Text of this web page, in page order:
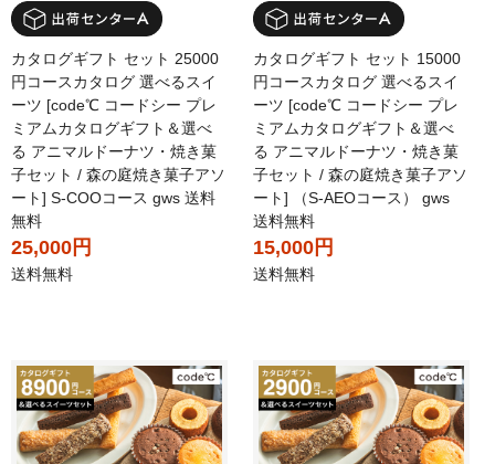
カタログギフト セット 25000
円コースカタログ 選べるスイ
ーツ [code℃ コードシー プレ
ミアムカタログギフト＆選べ
る アニマルドーナツ・焼き菓
子セット / 森の庭焼き菓子アソ
ート] S-COOコース gws 送料
無料
25,000円
送料無料
カタログギフト セット 15000
円コースカタログ 選べるスイ
ーツ [code℃ コードシー プレ
ミアムカタログギフト＆選べ
る アニマルドーナツ・焼き菓
子セット / 森の庭焼き菓子アソ
ート] （S-AEOコース） gws
送料無料
15,000円
送料無料